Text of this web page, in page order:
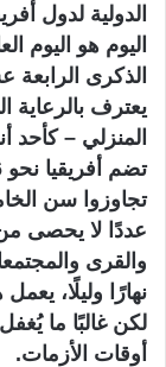
ي
ا
الدولية لدول
اليوم هو اليوم
الذكرى
يعترف بالرعاية
المنزلي – كأحد
تجاوزوا سن
عددًا لا يحصى
والقرى
نهارًا وليلًا،
لكن غالبًا ما
أوقات الأزمات.